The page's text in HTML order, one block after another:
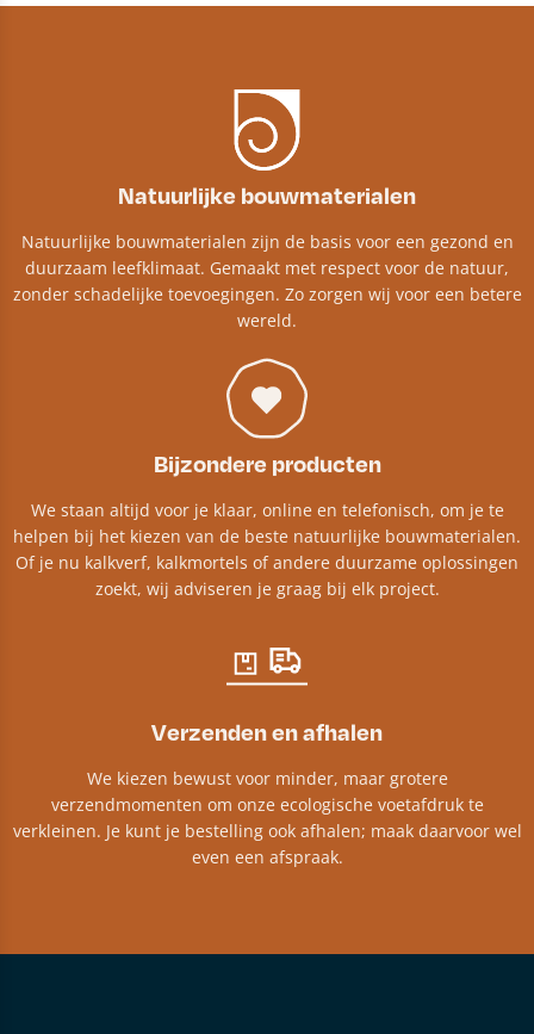
Natuurlijke bouwmaterialen
Natuurlijke bouwmaterialen zijn de basis voor een gezond en
duurzaam leefklimaat. Gemaakt met respect voor de natuur,
zonder schadelijke toevoegingen. Zo zorgen wij voor een betere
wereld.
Bijzondere producten
We staan altijd voor je klaar, online en telefonisch, om je te
helpen bij het kiezen van de beste natuurlijke bouwmaterialen.
Of je nu kalkverf, kalkmortels of andere duurzame oplossingen
zoekt, wij adviseren je graag bij elk project.​
Verzenden en afhalen
We kiezen bewust voor minder, maar grotere
verzendmomenten om onze ecologische voetafdruk te
verkleinen. Je kunt je bestelling ook afhalen; maak daarvoor wel
even een afspraak.